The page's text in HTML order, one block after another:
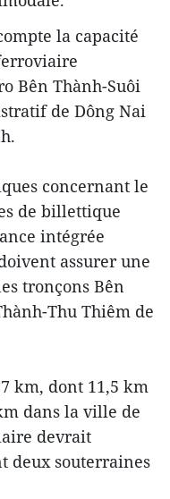
la capacité
Bên Thành-Suôi
de Dông Nai
concernant le
de billettique
intégrée
assurer une
tronçons Bên
Thu Thiêm de
km, dont 11,5 km
dans la ville de
devrait
deux souterraines